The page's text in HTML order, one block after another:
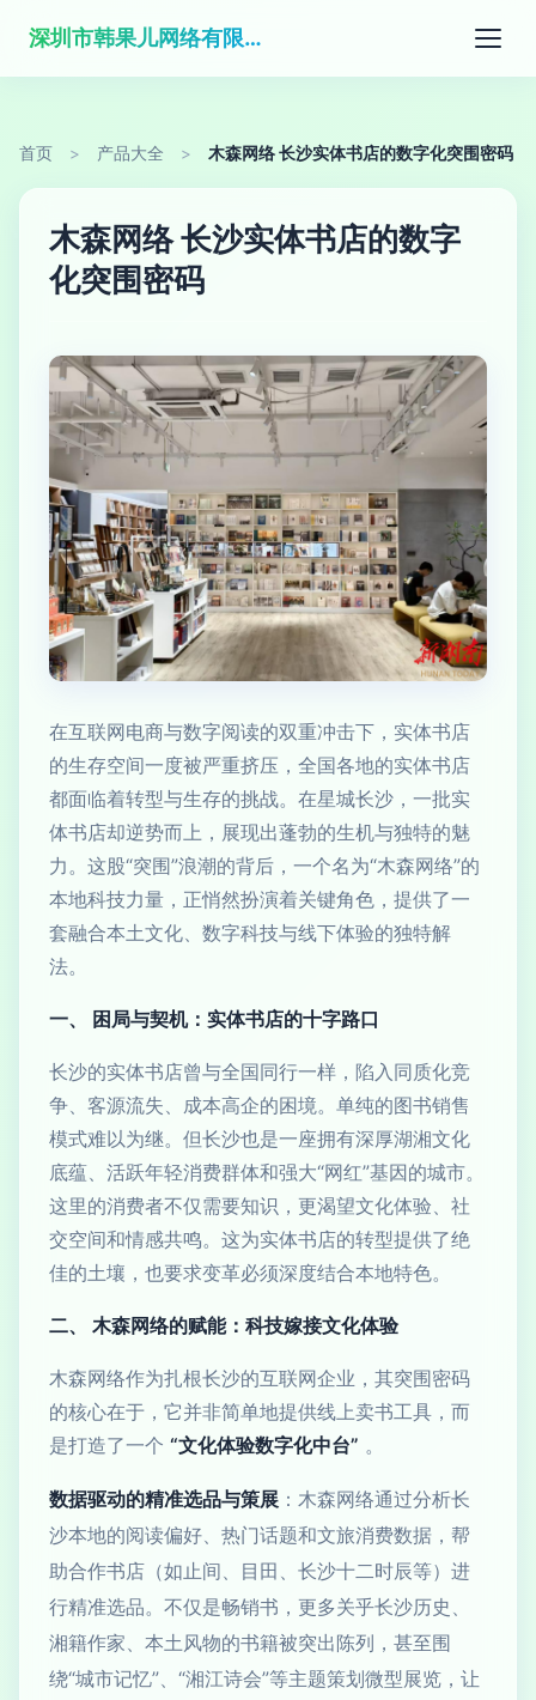
深圳市韩果儿网络有限公司
首页 > 产品大全 > 木森网络 长沙实体书店的数字化突围密码
木森网络 长沙实体书店的数字
化突围密码
在互联网电商与数字阅读的双重冲击下，实体书店
的生存空间一度被严重挤压，全国各地的实体书店
都面临着转型与生存的挑战。在星城长沙，一批实
体书店却逆势而上，展现出蓬勃的生机与独特的魅
力。这股“突围”浪潮的背后，一个名为“木森网络”的
本地科技力量，正悄然扮演着关键角色，提供了一
套融合本土文化、数字科技与线下体验的独特解
法。
一、 困局与契机：实体书店的十字路口
长沙的实体书店曾与全国同行一样，陷入同质化竞
争、客源流失、成本高企的困境。单纯的图书销售
模式难以为继。但长沙也是一座拥有深厚湖湘文化
底蕴、活跃年轻消费群体和强大“网红”基因的城市。
这里的消费者不仅需要知识，更渴望文化体验、社
交空间和情感共鸣。这为实体书店的转型提供了绝
佳的土壤，也要求变革必须深度结合本地特色。
二、 木森网络的赋能：科技嫁接文化体验
木森网络作为扎根长沙的互联网企业，其突围密码
的核心在于，它并非简单地提供线上卖书工具，而
是打造了一个 “文化体验数字化中台” 。
数据驱动的精准选品与策展 ：木森网络通过分析长
沙本地的阅读偏好、热门话题和文旅消费数据，帮
助合作书店（如止间、目田、长沙十二时辰等）进
行精准选品。不仅是畅销书，更多关乎长沙历史、
湘籍作家、本土风物的书籍被突出陈列，甚至围
绕“城市记忆”、“湘江诗会”等主题策划微型展览，让